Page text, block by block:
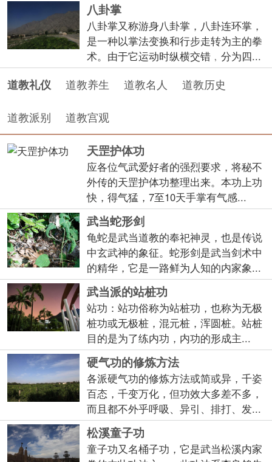
八卦掌
八卦掌又称游身八卦掌，八卦连环掌，
是一种以掌法变换和行步走转为主的拳
术。由于它运动时纵横交错﹐分为四...
道教礼仪 道教养生 道教名人 道教历史
道教派别 道教宫观
天罡护体功
应各位气武爱好者的强烈要求，将秘不
外传的天罡护体功整理出来。本功上功
快，得气猛，7至10天手掌有气感...
武当蛇形剑
龟蛇是武当道教的奉祀神灵，也是传说
中玄武神的象征。蛇形剑是武当剑术中
的精华，它是一路鲜为人知的内家象...
武当派的站桩功
站功：站功俗称为站桩功，也称为无极
桩功或无极桩，混元桩，浑圆桩。站桩
目的是为了练内功，内功的形成主...
硬气功的修炼方法
各派硬气功的修炼方法或简或异，千姿
百态，千变万化，但功效大多差不多，
而且都不外乎呼吸、异引、排打、发...
松溪童子功
童子功又名桶子功，它是武当松溪内家